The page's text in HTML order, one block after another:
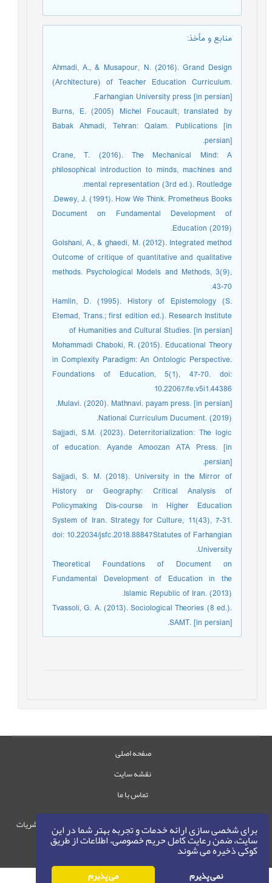
برای شخصی سازی ارائه خدمات و تجربه بهتر شما در این
سایت، ضمن رعایت کامل حریم خصوصی، اطلاعات از طریق
کوکی ذخیره می شوند
نمی پذیرم می پذیرم
منابع و مأخذ:
Ahmadi, A., & Musapour, N. (2016). Grand Design
(Architecture) of Teacher Education Curriculum.
Farhangian University press [in persian].
Burns, E. (2005) Michel Foucault, translated by
Babak Ahmadi, Tehran: Qalam. Publications [in
persian].
Crane, T. (2016). The Mechanical Mind: A
philosophical introduction to minds, machines and
mental representation (3rd ed.). Routledge.
Dewey, J. (1991). How We Think. Prometheus Books.
Document on Fundamental Development of
Education (2019).
Golshani, A., & ghaedi, M. (2012). Integrated method
Outcome of critique of quantitative and qualitative
methods. Psychological Models and Methods, 3(9),
43-70.
Hamlin, D. (1995). History of Epistemology (S.
Etemad, Trans.; first edition ed.). Research Institute
of Humanities and Cultural Studies. [in persian]
Mohammadi Chaboki, R. (2015). Educational Theory
in Complexity Paradigm: An Ontologic Perspective.
Foundations of Education, 5(1), 47-70. doi:
10.22067/fe.v5i1.44386
Mulavi. (2020). Mathnavi. payam press. [in persian].
National Curriculum Ducument. (2019).
Sajjadi, S.M. (2023). Deterritorialization: The logic
of education. Ayande Amoozan ATA Press. [in
persian].
Sajjadi, S. M. (2018). University in the Mirror of
History or Geography: Critical Analysis of
Policymaking Dis-course in Higher Education
System of Iran. Strategy for Culture, 11(43), 7-31.
doi: 10.22034/jsfc.2018.88847Statutes of Farhangian
University.
Theoretical Foundations of Document on
Fundamental Development of Education in the
Islamic Republic of Iran. (2013).
Tvassoli, G. A. (2013). Sociological Theories (8 ed.).
SAMT. [in persian].
صفحه اصلی
نقشه سایت
تماس با ما
حقوق این وب‌سایت متعلق به سامانه مدیریت نشریات
رایمگ است.